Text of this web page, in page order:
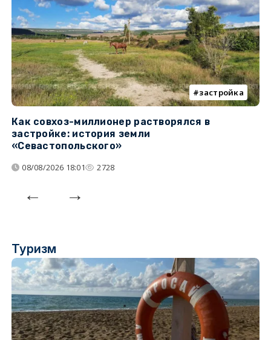
застройка
Как совхоз-миллионер растворялся в
застройке: история земли
«Севастопольского»
08/08/2026 18:01 2728
Туризм